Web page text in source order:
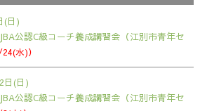
(日)
公認C級コーチ養成講習会（江別市青年セ
水)）
日(日)
公認C級コーチ養成講習会（江別市青年セ